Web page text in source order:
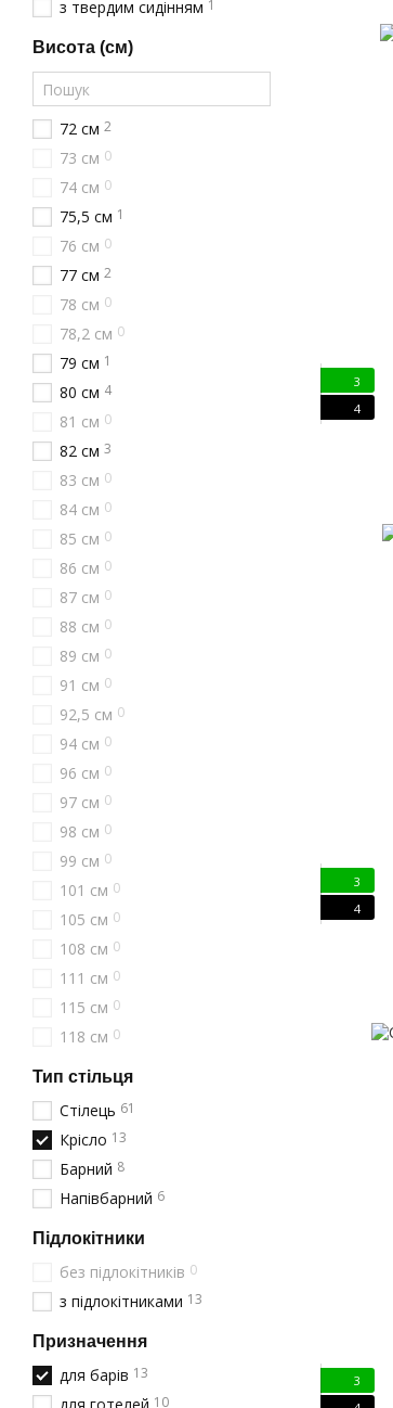
3
4
3
4
3
з твердим сидінням 1
Висота (см)
72 см 2
73 см 0
74 см 0
75,5 см 1
76 см 0
77 см 2
78 см 0
78,2 см 0
79 см 1
80 см 4
81 см 0
82 см 3
83 см 0
84 см 0
85 см 0
86 см 0
87 см 0
88 см 0
89 см 0
91 см 0
92,5 см 0
94 см 0
96 см 0
97 см 0
98 см 0
99 см 0
101 см 0
105 см 0
108 см 0
111 см 0
115 см 0
118 см 0
Тип стільця
Стілець 61
Крісло 13
Барний 8
Напівбарний 6
Підлокітники
без підлокітників 0
з підлокітниками 13
Призначення
для барів 13
10